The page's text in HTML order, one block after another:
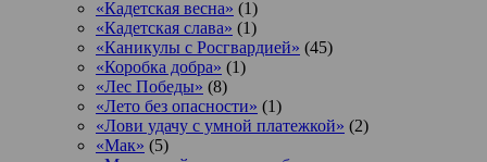
«Кадетская весна» (1)
«Кадетская слава» (1)
«Каникулы с Росгвардией» (45)
«Коробка добра» (1)
«Лес Победы» (8)
«Лето без опасности» (1)
«Лови удачу с умной платежкой» (2)
«Мак» (5)